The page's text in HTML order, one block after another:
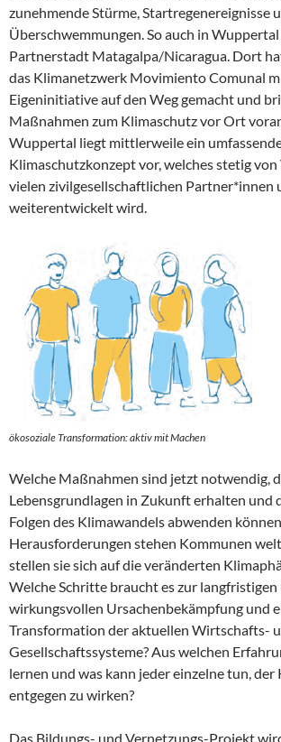
zunehmende Stürme, Startregenereignisse
Überschwemmungen. So auch in
Partnerstadt Matagalpa/Nicaragua. Dort
das Klimanetzwerk Movimiento Comunal
Eigeninitiative auf den Weg gemacht und
Maßnahmen zum Klimaschutz vor Ort
Wuppertal liegt mittlerweile ein
Klimaschutzkonzept vor, welches stetig
vielen zivilgesellschaftlichen Partner*innen
weiterentwickelt wird.
ökosoziale Transformation: aktiv mit Machen
Welche Maßnahmen sind jetzt notwendig,
Lebensgrundlagen in Zukunft erhalten und
Folgen des Klimawandels abwenden
Herausforderungen stehen Kommunen
stellen sie sich auf die veränderten
Welche Schritte braucht es zur langfristigen
wirkungsvollen Ursachenbekämpfung und
Transformation der aktuellen Wirtschafts-
Gesellschaftssysteme? Aus welchen
lernen und was kann jeder einzelne tun, der
entgegen zu wirken?
Das Bildungs- und Vernetzungs-Projekt